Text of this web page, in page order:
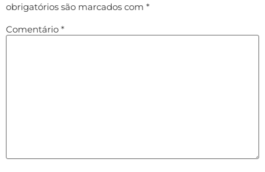
obrigatórios são marcados com *
Comentário *